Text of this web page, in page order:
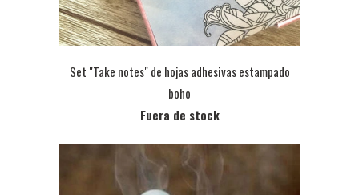
Set "Take notes" de hojas adhesivas estampado
boho
Fuera de stock